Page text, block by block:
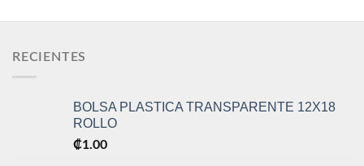
RECIENTES
BOLSA PLASTICA TRANSPARENTE 12X18
ROLLO
₡1.00